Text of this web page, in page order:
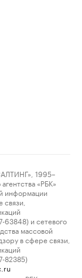
1995–
«РБК»
информации
и сетевого
массовой
в сфере связи,
82385)